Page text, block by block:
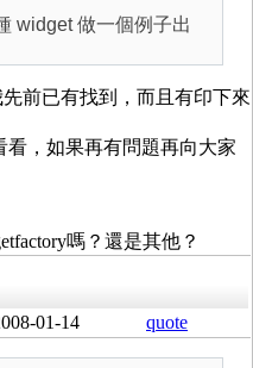
widget 做一個例子出
前已有找到，而且有印下來
，如果再有問題再向大家
嗎？還是其他？
01-14 quote